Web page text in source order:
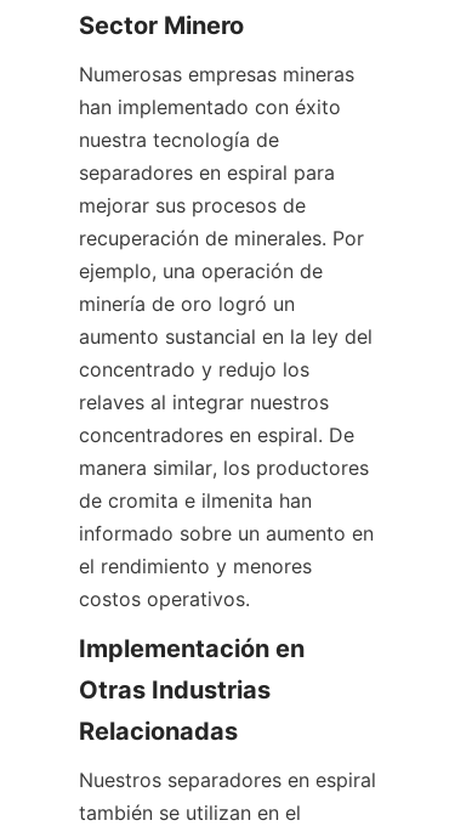
Sector Minero
Numerosas empresas mineras
han implementado con éxito
nuestra tecnología de
separadores en espiral para
mejorar sus procesos de
recuperación de minerales. Por
ejemplo, una operación de
minería de oro logró un
aumento sustancial en la ley del
concentrado y redujo los
relaves al integrar nuestros
concentradores en espiral. De
manera similar, los productores
de cromita e ilmenita han
informado sobre un aumento en
el rendimiento y menores
costos operativos.
Implementación en
Otras Industrias
Relacionadas
Nuestros separadores en espiral
también se utilizan en el